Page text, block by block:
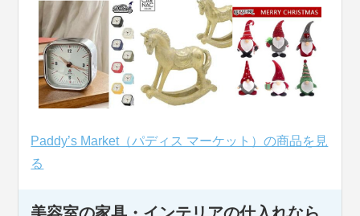
Paddy’s Market（パディス マーケット）の商品を見
る